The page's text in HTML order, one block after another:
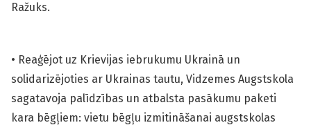
Ražuks.
• Reaģējot uz Krievijas iebrukumu Ukrainā un
solidarizējoties ar Ukrainas tautu, Vidzemes Augstskola
sagatavoja palīdzības un atbalsta pasākumu paketi
kara bēgļiem: vietu bēgļu izmitināšanai augstskolas